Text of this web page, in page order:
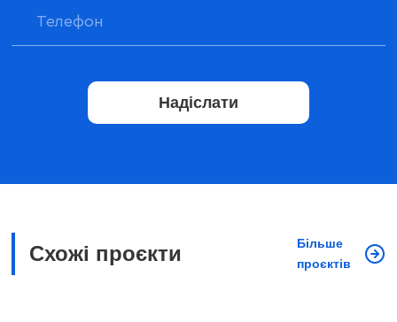
Надіслати
Схожі проєкти
Більше
проєктів